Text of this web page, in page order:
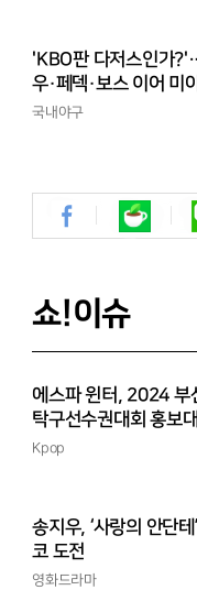
'KBO판 다저스인가
우·페덱·보스 이어 미
까지, 삼성의 '스펙 만렙
국내야구
쇼!이슈
에스파 윈터, 2024 부
탁구선수권대회 홍보
촉
Kpop
송지우, ‘사랑의 안단테
코 도전
영화드라마